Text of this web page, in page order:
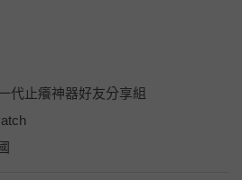
代止癢神器好友分享組